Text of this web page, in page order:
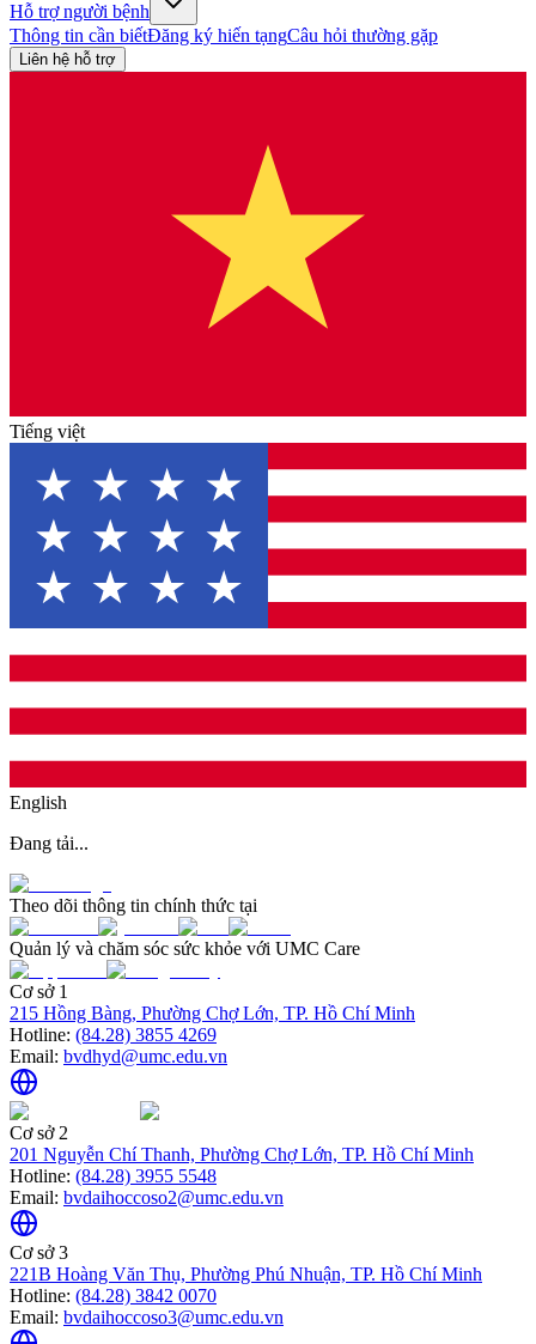
Hỗ trợ người bệnh
Thông tin cần biếtĐăng ký hiến tạngCâu hỏi thường gặp
Liên hệ hỗ trợ
Tiếng việt
English
Đang tải...
Theo dõi thông tin chính thức tại
Quản lý và chăm sóc sức khỏe với UMC Care
Cơ sở 1
215 Hồng Bàng, Phường Chợ Lớn, TP. Hồ Chí Minh
Hotline: (84.28) 3855 4269
Email: bvdhyd@umc.edu.vn
Cơ sở 2
201 Nguyễn Chí Thanh, Phường Chợ Lớn, TP. Hồ Chí Minh
Hotline: (84.28) 3955 5548
Email: bvdaihoccoso2@umc.edu.vn
Cơ sở 3
221B Hoàng Văn Thụ, Phường Phú Nhuận, TP. Hồ Chí Minh
Hotline: (84.28) 3842 0070
Email: bvdaihoccoso3@umc.edu.vn